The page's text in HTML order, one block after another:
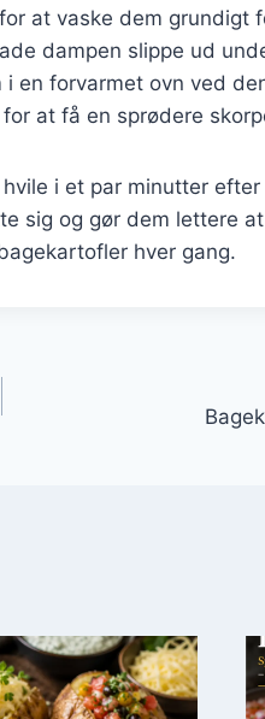
at vaske dem grundigt
dampen slippe ud
en forvarmet ovn ved
at få en sprødere
i et par minutter
sig og gør dem lettere
hver gang.